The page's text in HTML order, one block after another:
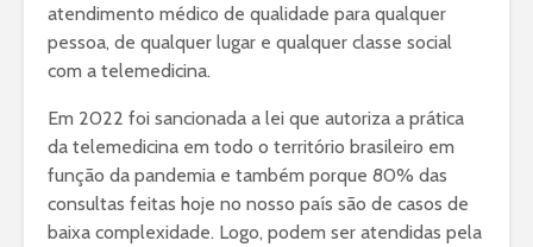
atendimento médico de qualidade para qualquer
pessoa, de qualquer lugar e qualquer classe social
com a telemedicina.
Em 2022 foi sancionada a lei que autoriza a prática
da telemedicina em todo o território brasileiro em
função da pandemia e também porque 80% das
consultas feitas hoje no nosso país são de casos de
baixa complexidade. Logo, podem ser atendidas pela